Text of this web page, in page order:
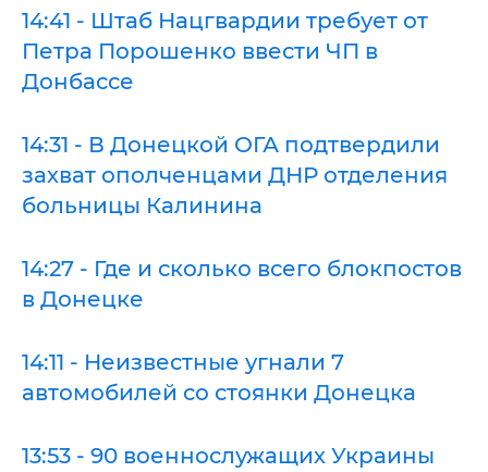
14:41 - Штаб Нацгвардии требует от
Петра Порошенко ввести ЧП в
Донбассе
14:31 - В Донецкой ОГА подтвердили
захват ополченцами ДНР отделения
больницы Калинина
14:27 - Где и сколько всего блокпостов
в Донецке
14:11 - Неизвестные угнали 7
автомобилей со стоянки Донецка
13:53 - 90 военнослужащих Украины